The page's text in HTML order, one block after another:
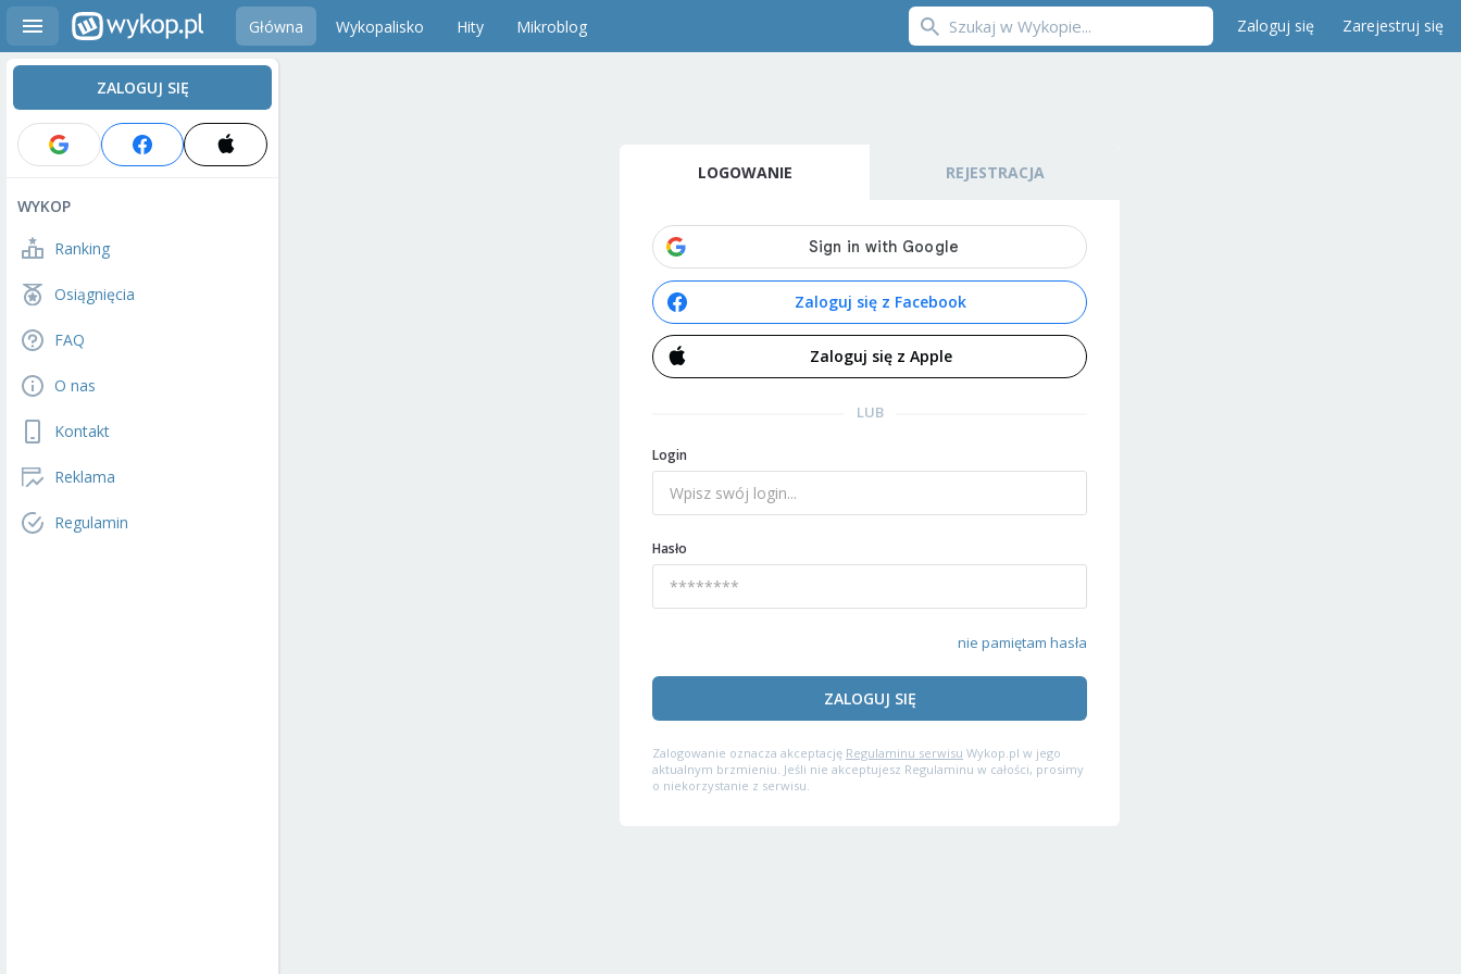
Główna Wykopalisko Hity Mikroblog Zaloguj się Zarejestruj się
ZALOGUJ SIĘ
WYKOP
Ranking
Osiągnięcia
FAQ
O nas
Kontakt
Reklama
Regulamin
LOGOWANIE REJESTRACJA
Zaloguj się z Facebook
Zaloguj się z Apple
LUB
Login
Hasło
nie pamiętam hasła
ZALOGUJ SIĘ
Zalogowanie oznacza akceptację Regulaminu serwisu Wykop.pl w jego
aktualnym brzmieniu. Jeśli nie akceptujesz Regulaminu w całości, prosimy
o niekorzystanie z serwisu.